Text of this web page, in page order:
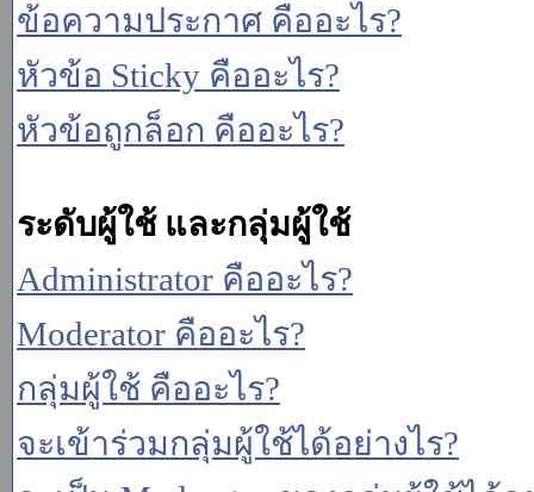
ข้อความประกาศ คืออะไร?
หัวข้อ Sticky คืออะไร?
หัวข้อถูกล็อก คืออะไร?
ระดับผู้ใช้ และกลุ่มผู้ใช้
Administrator คืออะไร?
Moderator คืออะไร?
กลุ่มผู้ใช้ คืออะไร?
จะเข้าร่วมกลุ่มผู้ใช้ได้อย่างไร?